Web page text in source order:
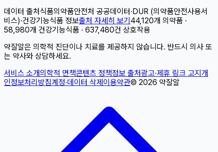
데이터 출처 식품의약품안전처 공공데이터 · DUR (의약품안전사용서
비스)·건강기능식품 정보출처 자세히 보기 44,120개 의약품 ·
58,980개 건강기능식품 · 637,480건 상호작용
약잘알은 의학적 진단이나 치료를 제공하지 않습니다. 반드시 의사 또
는 약사와 상담하세요.
서비스 소개의학적 면책콘텐츠 정책정보 출처광고·제휴 링크 고지 개
인정보처리방침계정·데이터 삭제 이용약관© 2026 약잘알